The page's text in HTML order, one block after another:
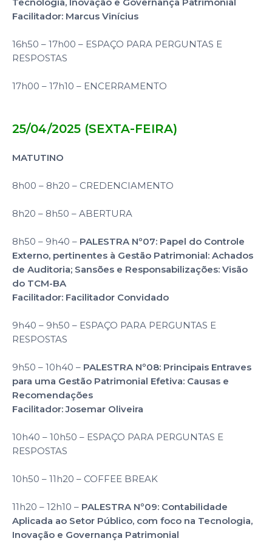
Facilitador: Marcus Vinícius
16h50 – 17h00 – ESPAÇO PARA PERGUNTAS E
RESPOSTAS
17h00 – 17h10 – ENCERRAMENTO
25/04/2025 (SEXTA-FEIRA)
MATUTINO
8h00 – 8h20 – CREDENCIAMENTO
8h20 – 8h50 – ABERTURA
8h50 – 9h40 – PALESTRA Nº07: Papel do Controle
Externo, pertinentes à Gestão Patrimonial: Achados
de Auditoria; Sansões e Responsabilizações: Visão
do TCM-BA
Facilitador: Facilitador Convidado
9h40 – 9h50 – ESPAÇO PARA PERGUNTAS E
RESPOSTAS
9h50 – 10h40 – PALESTRA Nº08: Principais Entraves
para uma Gestão Patrimonial Efetiva: Causas e
Recomendações
Facilitador: Josemar Oliveira
10h40 – 10h50 – ESPAÇO PARA PERGUNTAS E
RESPOSTAS
10h50 – 11h20 – COFFEE BREAK
11h20 – 12h10 – PALESTRA Nº09: Contabilidade
Aplicada ao Setor Público, com foco na Tecnologia,
Inovação e Governança Patrimonial